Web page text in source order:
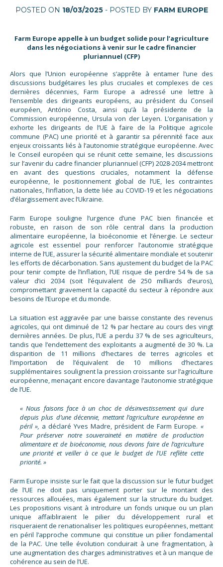
POSTED ON 18/03/2025- POSTED BY FARM EUROPE
Farm Europe appelle à un budget solide pour l’agriculture
dans les négociations à venir sur le cadre financier
pluriannuel (CFP)
Alors que l’Union européenne s’apprête à entamer l’une des
discussions budgétaires les plus cruciales et complexes de ces
dernières décennies, Farm Europe a adressé une lettre à
l’ensemble des dirigeants européens, au président du Conseil
européen, António Costa, ainsi qu’à la présidente de la
Commission européenne, Ursula von der Leyen. L’organisation y
exhorte les dirigeants de l’UE à faire de la Politique agricole
commune (PAC) une priorité et à garantir sa pérennité face aux
enjeux croissants liés à l’autonomie stratégique européenne. Avec
le Conseil européen qui se réunit cette semaine, les discussions
sur l’avenir du cadre financier pluriannuel (CFP) 2028-2034 mettront
en avant des questions cruciales, notamment la défense
européenne, le positionnement global de l’UE, les contraintes
nationales, l’inflation, la dette liée au COVID-19 et les négociations
d’élargissement avec l’Ukraine.
Farm Europe souligne l’urgence d’une PAC bien financée et
robuste, en raison de son rôle central dans la production
alimentaire européenne, la bioéconomie et l’énergie. Le secteur
agricole est essentiel pour renforcer l’autonomie stratégique
interne de l’UE, assurer la sécurité alimentaire mondiale et soutenir
les efforts de décarbonation. Sans ajustement du budget de la PAC
pour tenir compte de l’inflation, l’UE risque de perdre 54 % de sa
valeur d’ici 2034 (soit l’équivalent de 250 milliards d’euros),
compromettant gravement la capacité du secteur à répondre aux
besoins de l’Europe et du monde.
La situation est aggravée par une baisse constante des revenus
agricoles, qui ont diminué de 12 % par hectare au cours des vingt
dernières années. De plus, l’UE a perdu 37 % de ses agriculteurs,
tandis que l’endettement des exploitants a augmenté de 30 %. La
disparition de 11 millions d’hectares de terres agricoles et
l’importation de l’équivalent de 10 millions d’hectares
supplémentaires soulignent la pression croissante sur l’agriculture
européenne, menaçant encore davantage l’autonomie stratégique
de l’UE.
« Nous faisons face à un choc de désinvestissement qui dure
depuis plus d’une décennie, mettant l’agriculture européenne en
péril », a déclaré Yves Madre, président de Farm Europe. «
Pour préserver notre souveraineté en matière de production
alimentaire et de bioéconomie, nous devons faire de l’agriculture
une priorité et veiller à ce que le budget de l’UE reflète cette
priorité. »
Farm Europe insiste sur le fait que la discussion sur le futur budget
de l’UE ne doit pas uniquement porter sur le montant des
ressources allouées, mais également sur la structure du budget.
Les propositions visant à introduire un fonds unique ou un plan
unique affaibliraient le pilier du développement rural et
risqueraient de renationaliser les politiques européennes, mettant
en péril l’approche commune qui constitue un pilier fondamental
de la PAC. Une telle évolution conduirait à une fragmentation, à
une augmentation des charges administratives et à un manque de
cohérence au sein de l’UE.